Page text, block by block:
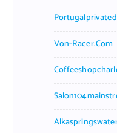
Von-Racer.com